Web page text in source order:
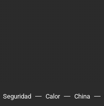
Seguridad Calor China